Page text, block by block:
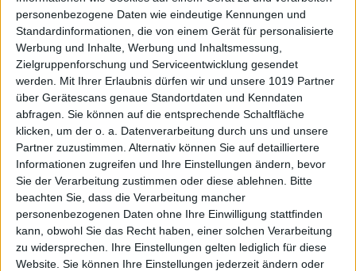
personenbezogene Daten wie eindeutige Kennungen und
Standardinformationen, die von einem Gerät für personalisierte
Werbung und Inhalte, Werbung und Inhaltsmessung,
Zielgruppenforschung und Serviceentwicklung gesendet
werden.
Mit Ihrer Erlaubnis dürfen wir und unsere 1019 Partner
über Gerätescans genaue Standortdaten und Kenndaten
abfragen. Sie können auf die entsprechende Schaltfläche
klicken, um der o. a. Datenverarbeitung durch uns und unsere
Partner zuzustimmen. Alternativ können Sie auf detailliertere
Informationen zugreifen und Ihre Einstellungen ändern, bevor
Sie der Verarbeitung zustimmen oder diese ablehnen.
Bitte
beachten Sie, dass die Verarbeitung mancher
personenbezogenen Daten ohne Ihre Einwilligung stattfinden
kann, obwohl Sie das Recht haben, einer solchen Verarbeitung
zu widersprechen. Ihre Einstellungen gelten lediglich für diese
Website. Sie können Ihre Einstellungen jederzeit ändern oder